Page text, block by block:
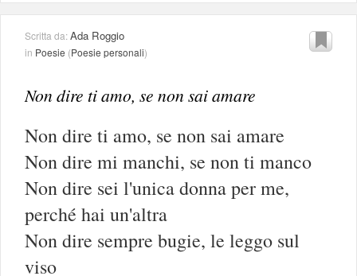
Scritta da:Ada Roggio
in Poesie (Poesie personali)
Non dire ti amo, se non sai amare
Non dire ti amo, se non sai amare
Non dire mi manchi, se non ti manco
Non dire sei l'unica donna per me,
perché hai un'altra
Non dire sempre bugie, le leggo sul
viso